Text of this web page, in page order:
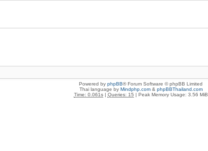
Powered by phpBB® Forum Software © phpBB Limited
Thai language by Mindphp.com& phpBBThailand.com
Time: 0.061s| Queries: 15 | Peak Memory Usage: 3.56 MiB